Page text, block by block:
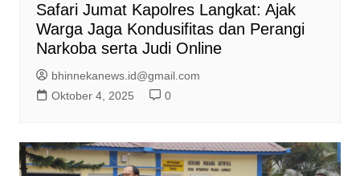
Safari Jumat Kapolres Langkat: Ajak
Warga Jaga Kondusifitas dan Perangi
Narkoba serta Judi Online
bhinnekanews.id@gmail.com
Oktober 4, 2025
0